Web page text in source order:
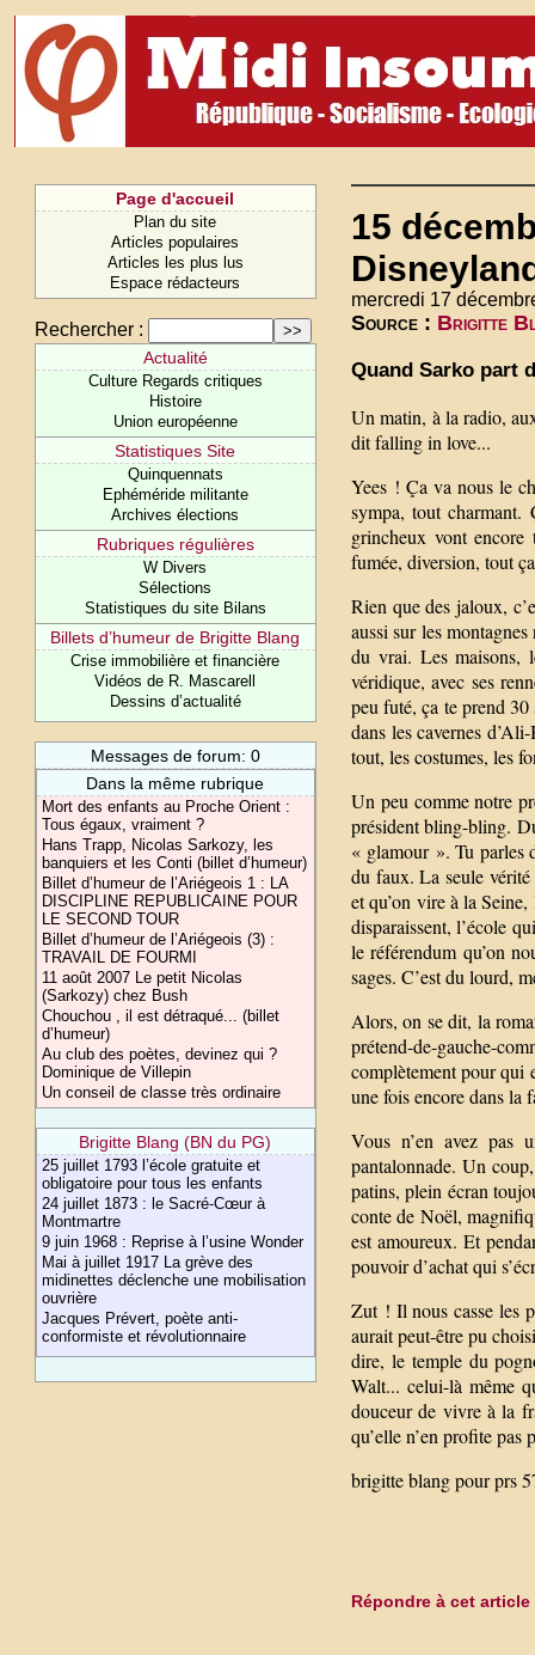
Page d'accueil
Plan du site
Articles populaires
Articles les plus lus
Espace rédacteurs
Rechercher :
Actualité
Culture Regards critiques
Histoire
Union européenne
Statistiques Site
Quinquennats
Ephéméride militante
Archives élections
Rubriques régulières
W Divers
Sélections
Statistiques du site Bilans
Billets d’humeur de Brigitte Blang
Crise immobilière et financière
Vidéos de R. Mascarell
Dessins d’actualité
Messages de forum: 0
Dans la même rubrique
Mort des enfants au Proche Orient :
Tous égaux, vraiment ?
Hans Trapp, Nicolas Sarkozy, les
banquiers et les Conti (billet d’humeur)
Billet d’humeur de l’Ariégeois 1 : LA
DISCIPLINE REPUBLICAINE POUR
LE SECOND TOUR
Billet d’humeur de l’Ariégeois (3) :
TRAVAIL DE FOURMI
11 août 2007 Le petit Nicolas
(Sarkozy) chez Bush
Chouchou , il est détraqué... (billet
d’humeur)
Au club des poètes, devinez qui ?
Dominique de Villepin
Un conseil de classe très ordinaire
Brigitte Blang (BN du PG)
25 juillet 1793 l’école gratuite et
obligatoire pour tous les enfants
24 juillet 1873 : le Sacré-Cœur à
Montmartre
9 juin 1968 : Reprise à l’usine Wonder
Mai à juillet 1917 La grève des
midinettes déclenche une mobilisation
ouvrière
Jacques Prévert, poète anti-
conformiste et révolutionnaire
15
mercredi 17
Source : Brigitte
Quand Sarko part
Un matin, à la radio,
dit falling in love...
Yees ! Ça va nous le
sympa, tout charmant.
grincheux vont
fumée, diversion, tout
Rien que des jaloux,
aussi sur les
du vrai. Les maisons,
véridique, avec ses
peu futé, ça te prend
dans les cavernes
tout, les costumes, les
Un peu comme notre
président bling-bling.
« glamour ». Tu parles
du faux. La seule vérité
et qu’on vire à la
disparaissent, l’école
le référendum qu’on
sages. C’est du lourd,
Alors, on se dit, la
prétend-de-gauche-
complètement pour qui
une fois encore dans la
Vous n’en avez pas
pantalonnade. Un
patins, plein écran
conte de Noël,
est amoureux. Et
pouvoir d’achat qui
Zut ! Il nous casse les
aurait peut-être pu
dire, le temple du
Walt... celui-là même
douceur de vivre à la
qu’elle n’en profite pas
brigitte blang pour prs
Répondre à cet article